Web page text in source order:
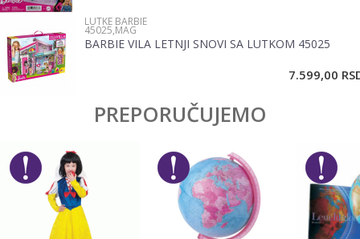
LUTKE BARBIE
45025,MAG
BARBIE VILA LETNJI SNOVI SA LUTKOM 45025
7.599,00
PREPORUČUJEMO